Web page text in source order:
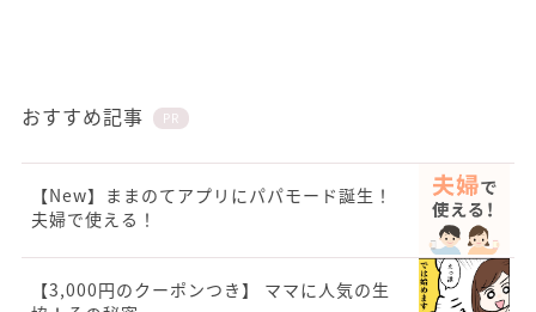
おすすめ記事 PR
【New】ままのてアプリにパパモード誕生！
夫婦で使える！
【3,000円のクーポンつき】 ママに人気の生